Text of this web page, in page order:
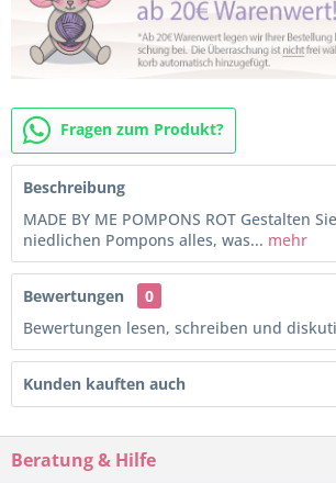
Fragen zum Produkt?
Beschreibung
MADE BY ME POMPONS ROT Gestalten
niedlichen Pompons alles, was... mehr
Bewertungen
0
Bewertungen lesen, schreiben und
Kunden kauften auch
Beratung & Hilfe